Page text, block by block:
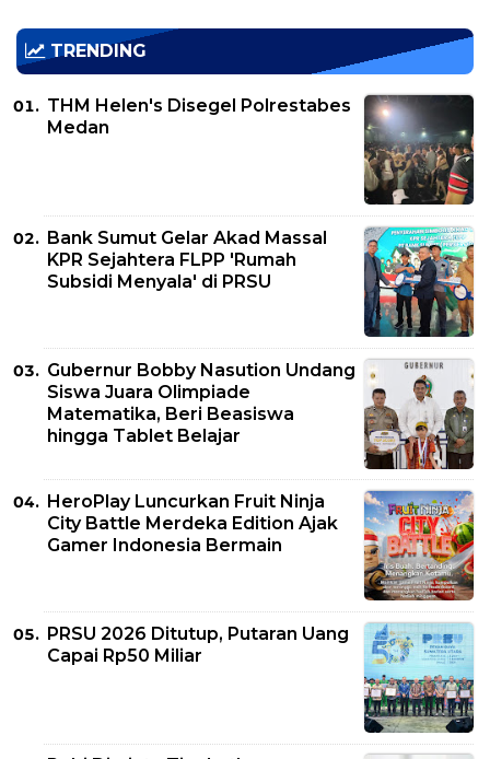
TRENDING
THM Helen's Disegel Polrestabes
Medan
Bank Sumut Gelar Akad Massal
KPR Sejahtera FLPP 'Rumah
Subsidi Menyala' di PRSU
Gubernur Bobby Nasution Undang
Siswa Juara Olimpiade
Matematika, Beri Beasiswa
hingga Tablet Belajar
HeroPlay Luncurkan Fruit Ninja
City Battle Merdeka Edition Ajak
Gamer Indonesia Bermain
PRSU 2026 Ditutup, Putaran Uang
Capai Rp50 Miliar